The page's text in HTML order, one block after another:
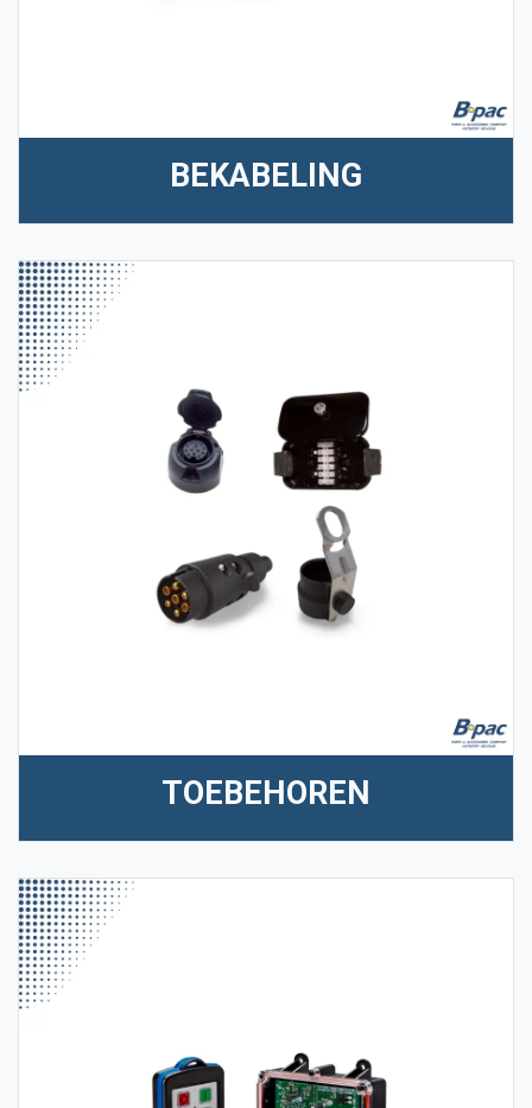
BEKABELING
TOEBEHOREN